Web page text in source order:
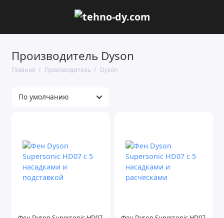
Производитель Dyson
Главная Производитель Dyson